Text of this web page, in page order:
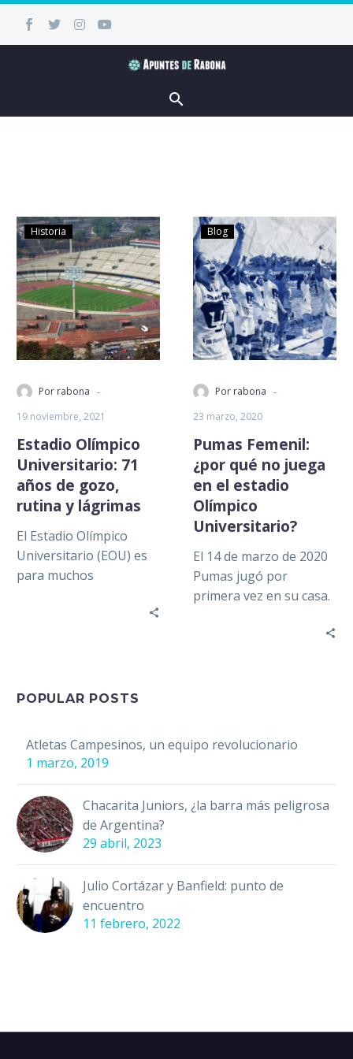
Historia
Por rabona -
19 noviembre, 2021
Estadio Olímpico
Universitario: 71
años de gozo,
rutina y lágrimas
El Estadio Olímpico
Universitario (EOU) es
para muchos
Blog
Por rabona -
23 marzo, 2020
Pumas Femenil:
¿por qué no juega
en el estadio
Olímpico
Universitario?
El 14 de marzo de 2020
Pumas jugó por
primera vez en su casa.
POPULAR POSTS
Atletas Campesinos, un equipo revolucionario
1 marzo, 2019
Chacarita Juniors, ¿la barra más peligrosa
de Argentina?
29 abril, 2023
Julio Cortázar y Banfield: punto de
encuentro
11 febrero, 2022